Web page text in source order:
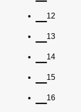
12
13
14
15
16